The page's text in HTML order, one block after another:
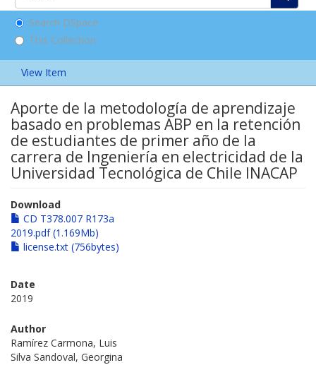
Search DSpace
This Collection
View Item
Aporte de la metodología de aprendizaje
basado en problemas ABP en la retención
de estudiantes de primer año de la
carrera de Ingeniería en electricidad de la
Universidad Tecnológica de Chile INACAP
Download
CD T378.007 R173a
2019.pdf (1.169Mb)
license.txt (756bytes)
Date
2019
Author
Ramírez Carmona, Luis
Silva Sandoval, Georgina